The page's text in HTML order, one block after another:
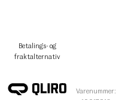
Betalings- og
fraktalternativ
Varenummer: